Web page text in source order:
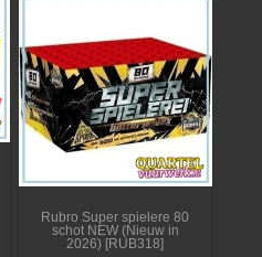
Rubro Super spielere 80
schot NEW (Nieuw in
2026) [RUB318]